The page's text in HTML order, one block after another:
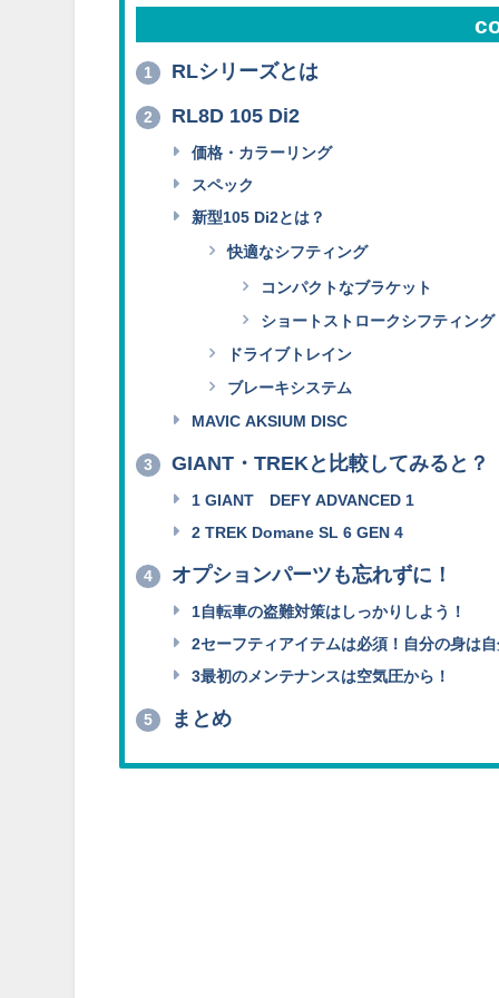
1 RLシリーズとは
2 RL8D 105 Di2
価格・カラーリング
スペック
新型105 Di2とは？
快適なシフティング
コンパクトなブラケット
ショートストロークシフティング
ドライブトレイン
ブレーキシステム
MAVIC AKSIUM DISC
3 GIANT・TREKと比較してみると？
1 GIANT DEFY ADVANCED 1
2 TREK Domane SL 6 GEN 4
4 オプションパーツも忘れずに！
1自転車の盗難対策はしっかりしよう！
2セーフティアイテムは必須！自分の身は
3最初のメンテナンスは空気圧から！
5 まとめ